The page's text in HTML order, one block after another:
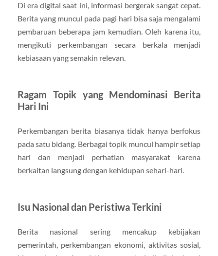
Di era digital saat ini, informasi bergerak sangat cepat.
Berita yang muncul pada pagi hari bisa saja mengalami
pembaruan beberapa jam kemudian. Oleh karena itu,
mengikuti perkembangan secara berkala menjadi
kebiasaan yang semakin relevan.
Ragam Topik yang Mendominasi Berita
Hari Ini
Perkembangan berita biasanya tidak hanya berfokus
pada satu bidang. Berbagai topik muncul hampir setiap
hari dan menjadi perhatian masyarakat karena
berkaitan langsung dengan kehidupan sehari-hari.
Isu Nasional dan Peristiwa Terkini
Berita nasional sering mencakup kebijakan
pemerintah, perkembangan ekonomi, aktivitas sosial,